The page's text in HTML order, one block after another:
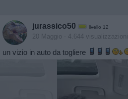
jurassico50 livello 12
20 Maggio - 4.644 visualizzazioni
un vizio in auto da togliere